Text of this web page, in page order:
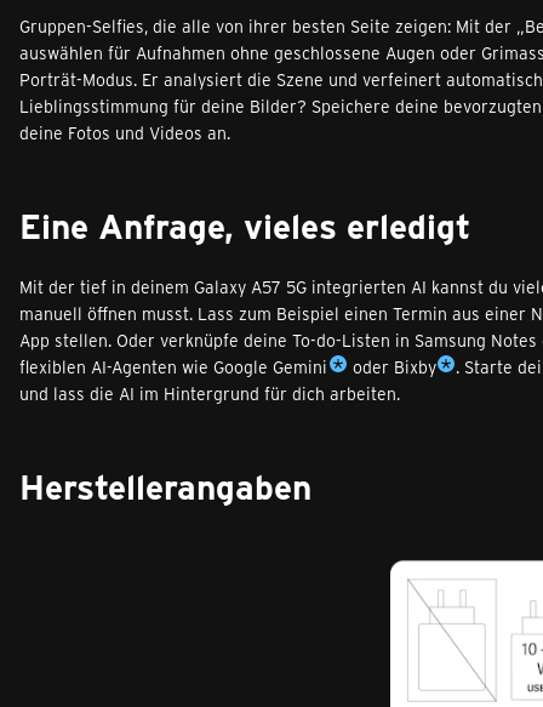
Gruppen-Selfies, die alle von ihrer besten Seite zeigen: Mit der
auswählen für Aufnahmen ohne geschlossene Augen oder
Porträt-Modus. Er analysiert die Szene und verfeinert
Lieblingsstimmung für deine Bilder? Speichere deine
deine Fotos und Videos an.
Eine Anfrage, vieles erledigt
Mit der tief in deinem Galaxy A57 5G integrierten AI kannst du
manuell öffnen musst. Lass zum Beispiel einen Termin aus
App stellen. Oder verknüpfe deine To-do-Listen in Samsung
flexiblen AI-Agenten wie Google Gemini
oder Bixby
. Starte
und lass die AI im Hintergrund für dich arbeiten.
Herstellerangaben